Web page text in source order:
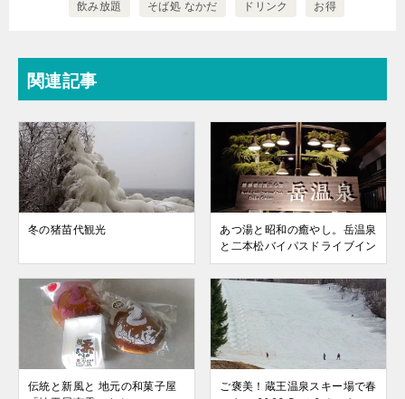
飲み放題 そば処 なかだ ドリンク お得
関連記事
冬の猪苗代観光
あつ湯と昭和の癒やし。岳温泉
と二本松バイパスドライブイン
伝統と新風と 地元の和菓子屋
ご褒美！蔵王温泉スキー場で春